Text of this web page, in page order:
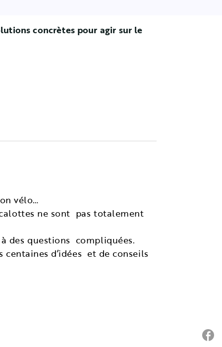
concrètes pour agir sur le
vélo…
ne sont pas totalement
des questions compliquées.
d’idées et de conseils